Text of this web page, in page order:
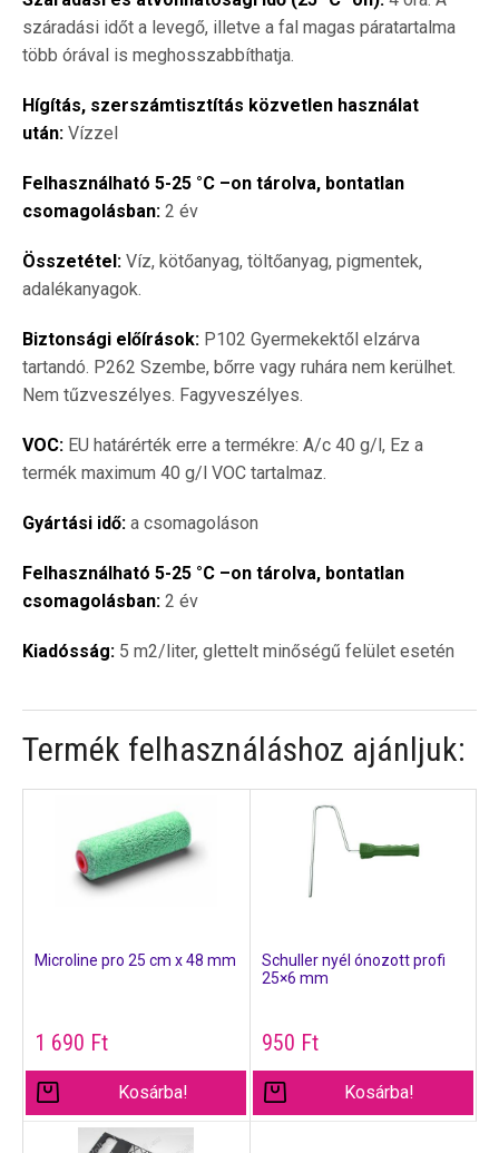
száradási időt a levegő, illetve a fal magas páratartalma
több órával is meghosszabbíthatja.
Hígítás, szerszámtisztítás közvetlen használat
után: Vízzel
Felhasználható 5-25 °C –on tárolva, bontatlan
csomagolásban: 2 év
Összetétel: Víz, kötőanyag, töltőanyag, pigmentek,
adalékanyagok.
Biztonsági előírások: P102 Gyermekektől elzárva
tartandó. P262 Szembe, bőrre vagy ruhára nem kerülhet.
Nem tűzveszélyes. Fagyveszélyes.
VOC: EU határérték erre a termékre: A/c 40 g/l, Ez a
termék maximum 40 g/l VOC tartalmaz.
Gyártási idő: a csomagoláson
Felhasználható 5-25 °C –on tárolva, bontatlan
csomagolásban: 2 év
Kiadósság: 5 m2/liter, glettelt minőségű felület esetén
Termék felhasználáshoz ajánljuk:
Microline pro 25 cm x 48 mm
1 690 Ft
Kosárba!
Schuller nyél ónozott profi
25×6 mm
950 Ft
Kosárba!